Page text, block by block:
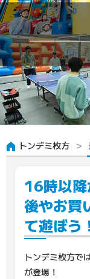
トンデミ枚方
16時以
後やお買
て遊ぼう
トンデミ枚方で
が登場！